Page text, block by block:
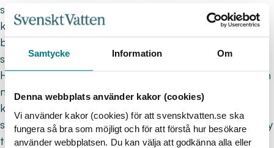
Samtycke Information Om
Denna webbplats använder kakor (cookies)
Vi använder kakor (cookies) för att svensktvatten.se ska
fungera så bra som möjligt och för att förstå hur besökare
använder webbplatsen. Du kan välja att godkänna alla eller
sektorövergripande samarbeten, där VA-branschen
kan både hämta och dela erfarenheter med andra
branscher för att tackla gemensamma utmaningar,
säger Emma.
Hon betonar också de spännande framtidsfrågor som
medlemmarna redan arbetar aktivt med:
klimatanpassning, förnyelsebehov, ökat
säkerhetsfokus samt att utnyttja möjligheterna som ny
teknik erbjuder för effektivare reningsprocesser.